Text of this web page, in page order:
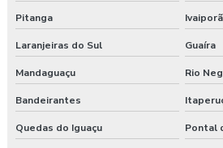
Pitanga Ivaiporã
Laranjeiras do Sul Guaíra
Mandaguaçu Rio
Bandeirantes
Quedas do Iguaçu Pontal